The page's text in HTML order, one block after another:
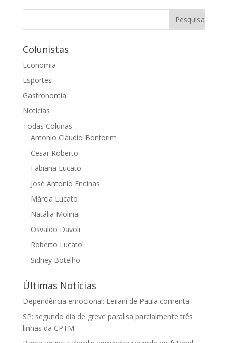
Colunistas
Economia
Esportes
Gastronomia
Notícias
Todas Colunas
Antonio Cláudio Bontorim
Cesar Roberto
Fabiana Lucato
José Antonio Encinas
Márcia Lucato
Natália Molina
Osvaldo Davoli
Roberto Lucato
Sidney Botelho
Últimas Notícias
Dependência emocional: Leilaní de Paula comenta
SP: segundo dia de greve paralisa parcialmente três
linhas da CPTM